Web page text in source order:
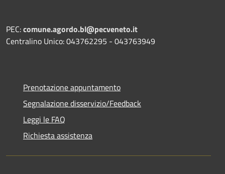
PEC:comune.agordo.bl@pecveneto.it
Centralino Unico: 043762295 - 043763949
Prenotazione appuntamento
Segnalazione disservizio/Feedback
Leggi le FAQ
Richiesta assistenza